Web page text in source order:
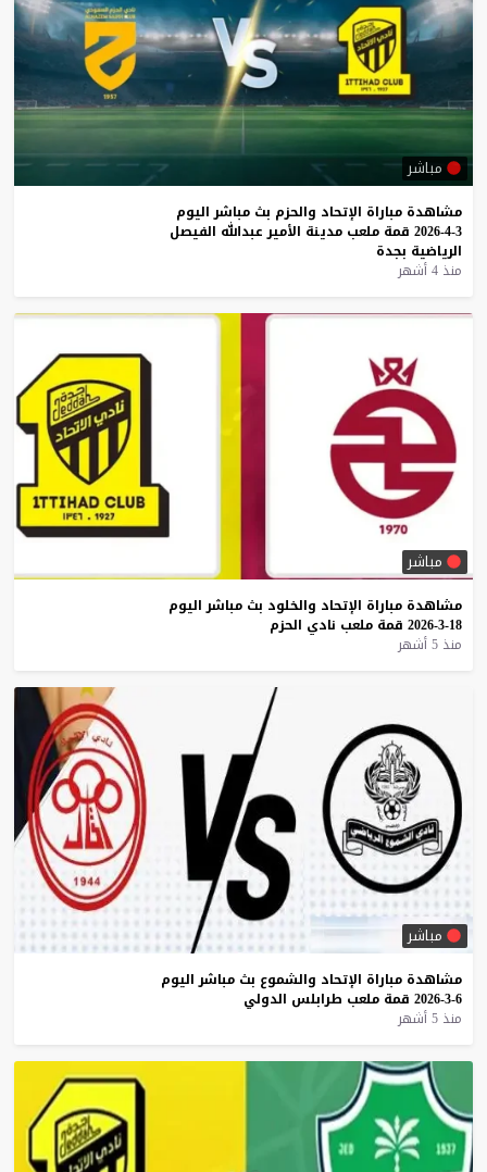
مباشر
مشاهدة مباراة الإتحاد والحزم بث مباشر اليوم
3-4-2026
قمة ملعب مدينة الأمير عبدالله الفيصل
الرياضية بجدة
منذ 4 أشهر
مباشر
مشاهدة مباراة الإتحاد والخلود بث مباشر اليوم
18-3-2026
قمة ملعب نادي الحزم
منذ 5 أشهر
مباشر
مشاهدة مباراة الإتحاد والشموع بث مباشر اليوم
6-3-2026
قمة ملعب طرابلس الدولي
منذ 5 أشهر